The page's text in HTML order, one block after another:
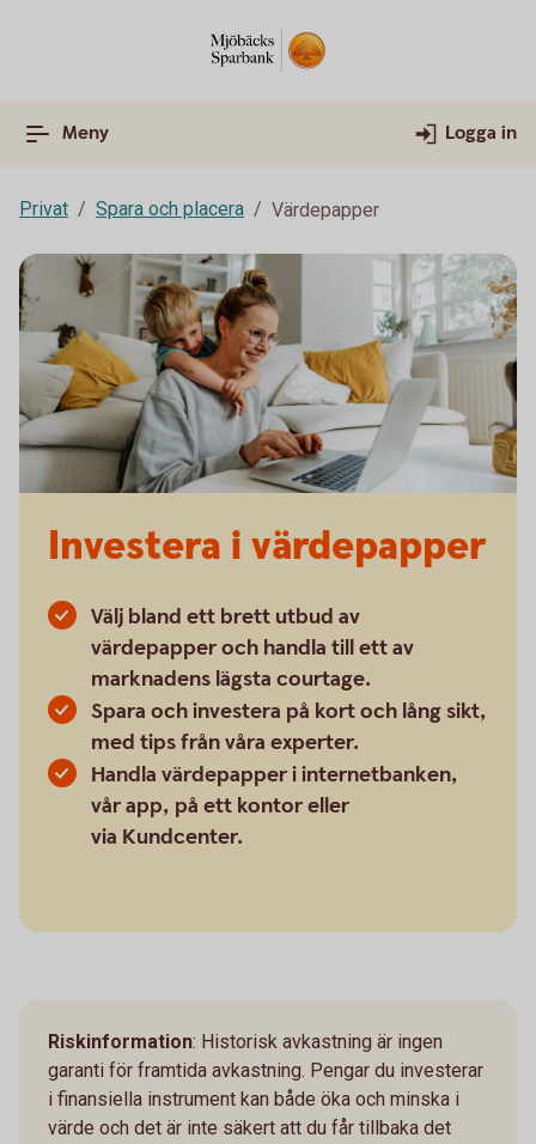
Meny Logga in
Privat Spara och placera Värdepapper
Investera i värdepapper
Välj bland ett brett utbud av
värdepapper och handla till ett av
marknadens lägsta courtage.
Spara och investera på kort och lång sikt,
med tips från våra experter.
Handla värdepapper i internetbanken,
vår app, på ett kontor eller
via Kundcenter.
Riskinformation: Historisk avkastning är ingen
garanti för framtida avkastning. Pengar du investerar
i finansiella instrument kan både öka och minska i
värde och det är inte säkert att du får tillbaka det